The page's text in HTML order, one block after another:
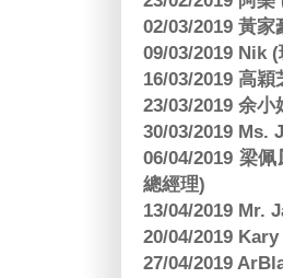
02/03/2019 黃
09/03/2019 Nik
16/03/2019 高
23/03/2019 余
30/03/2019 Ms.
06/04/2019 梁
總經理)
13/04/2019 Mr.
20/04/2019
27/04/2019